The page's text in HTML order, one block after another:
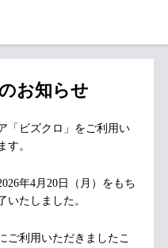
お知らせ
「ビズクロ」をご利用い
す。
年4月20日（月）をもち
いたしました。
ご利用いただきましたこ